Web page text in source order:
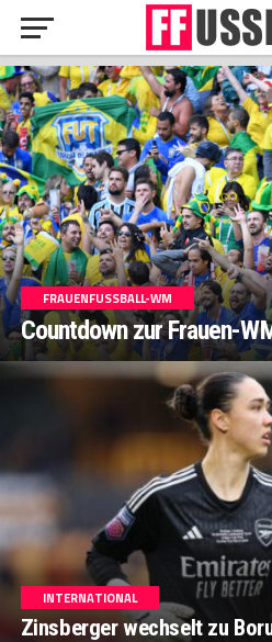
FRAUENFUSSBALL-WM
Countdown zur Frauen-
INTERNATIONAL
Zinsberger wechselt zu